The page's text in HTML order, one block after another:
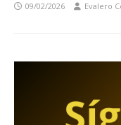
09/02/2026 Evalero